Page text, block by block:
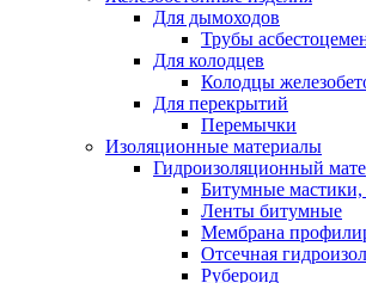
Для дымоходов
Трубы
Для колодцев
Колодцы
Для перекрытий
Перемычки
Изоляционные материалы
Гидроизоляционный
Битумные
Ленты битумные
Мембрана
Отсечная
Рубероид